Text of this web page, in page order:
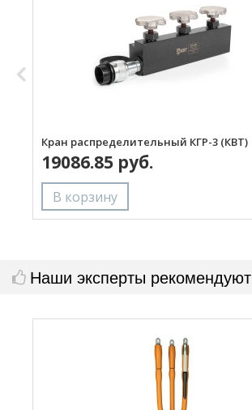
Кран распределительный КГР-3 (КВТ)
19086.85 руб.
Наши эксперты рекомендуют